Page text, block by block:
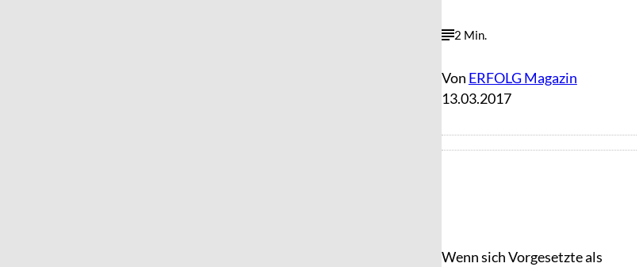
2 Min.
Von ERFOLG Magazin
13.03.2017
Wenn sich Vorgesetzte als